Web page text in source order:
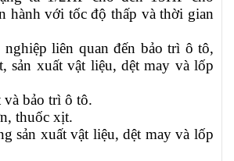
hành với tốc độ thấp và thời gian
nghiệp liên quan đến bảo trì ô tô,
sản xuất vật liệu, dệt may và lốp
và bảo trì ô tô.
thuốc xịt.
sản xuất vật liệu, dệt may và lốp